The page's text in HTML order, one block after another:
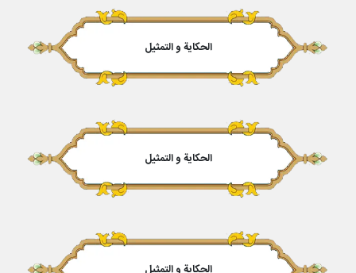
الحكایة و التمثیل
الحكایة و التمثیل
الحكایة و التمثیل